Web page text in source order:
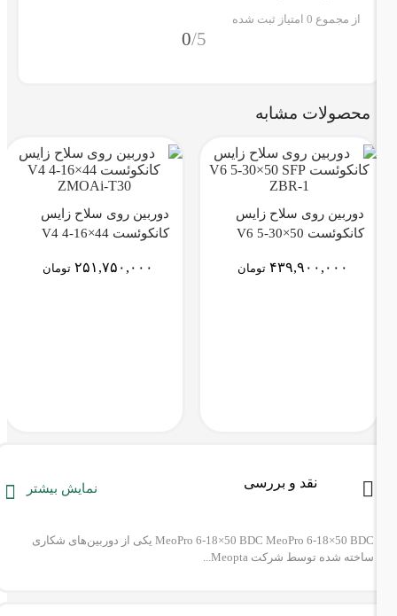
از مجموع0امتیاز ثبت شده
0
محصولات مشابه
دوربین روی سلاح زایس
کانکوئست V6 5-30×50
۴۳۹,۹۰۰,۰۰۰ تومان
دوربین روی سلاح زایس
کانکوئست V4 4-16×44
۲۵۱,۷۵۰,۰۰۰ تومان
نقد و بررسی نمایش بیشتر
MeoPro 6-18×50 BDC MeoPro 6-18×50 BDC یکی از دوربین‌های شکاری
ساخته‌ شده توسط شرکت Meopta...